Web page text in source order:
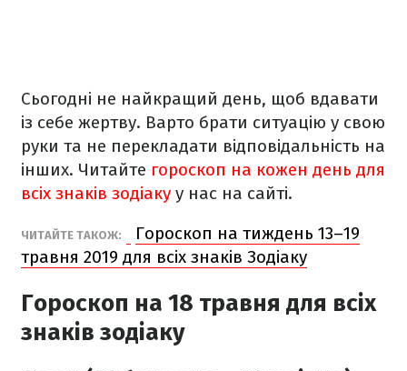
Сьогодні не найкращий день, щоб вдавати
із себе жертву. Варто брати ситуацію у свою
руки та не перекладати відповідальність на
інших. Читайте гороскоп на кожен день для
всіх знаків зодіаку у нас на сайті.
ЧИТАЙТЕ ТАКОЖ:
Гороскоп на тиждень 13–19
травня 2019 для всіх знаків Зодіаку
Гороскоп на 18 травня для всіх
знаків зодіаку